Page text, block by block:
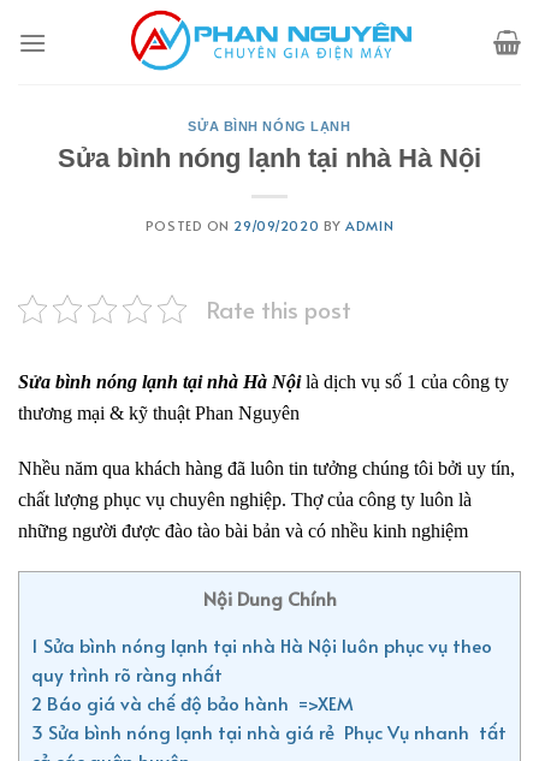
SỬA BÌNH NÓNG LẠNH
Sửa bình nóng lạnh tại nhà Hà Nội
POSTED ON 29/09/2020 BYADMIN
Rate this post
Sửa bình nóng lạnh tại nhà Hà Nộilà dịch vụ số 1 của công ty
thương mại & kỹ thuật Phan Nguyên
Nhều năm qua khách hàng đã luôn tin tưởng chúng tôi bởi uy tín,
chất lượng phục vụ chuyên nghiệp. Thợ của công ty luôn là
những người được đào tào bài bản và có nhều kinh nghiệm
Nội Dung Chính
1 Sửa bình nóng lạnh tại nhà Hà Nội luôn phục vụ theo
quy trình rõ ràng nhất
2 Báo giá và chế độ bảo hành =>XEM
3 Sửa bình nóng lạnh tại nhà giá rẻ Phục Vụ nhanh tất